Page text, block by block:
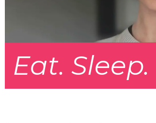
Eat.